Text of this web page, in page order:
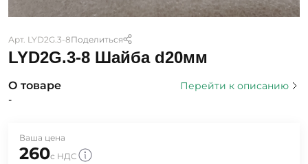
Арт. LYD2G.3-8Поделиться
LYD2G.3-8 Шайба d20мм
О товаре
Перейти к описанию
-
Ваша цена
260с НДС